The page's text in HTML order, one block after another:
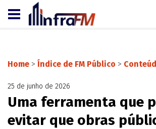
Home > Índice de FM Público >
25 de junho de 2026
Uma ferramenta que
evitar que obras